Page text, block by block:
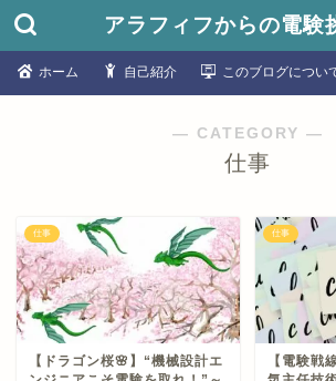
アラフィフからの電験
ホーム 自己紹介 このブログについ
― CATEGORY ―
仕事
仕事
【ドラゴン桜🌸】“機械設計エ
仕事
【電験戦